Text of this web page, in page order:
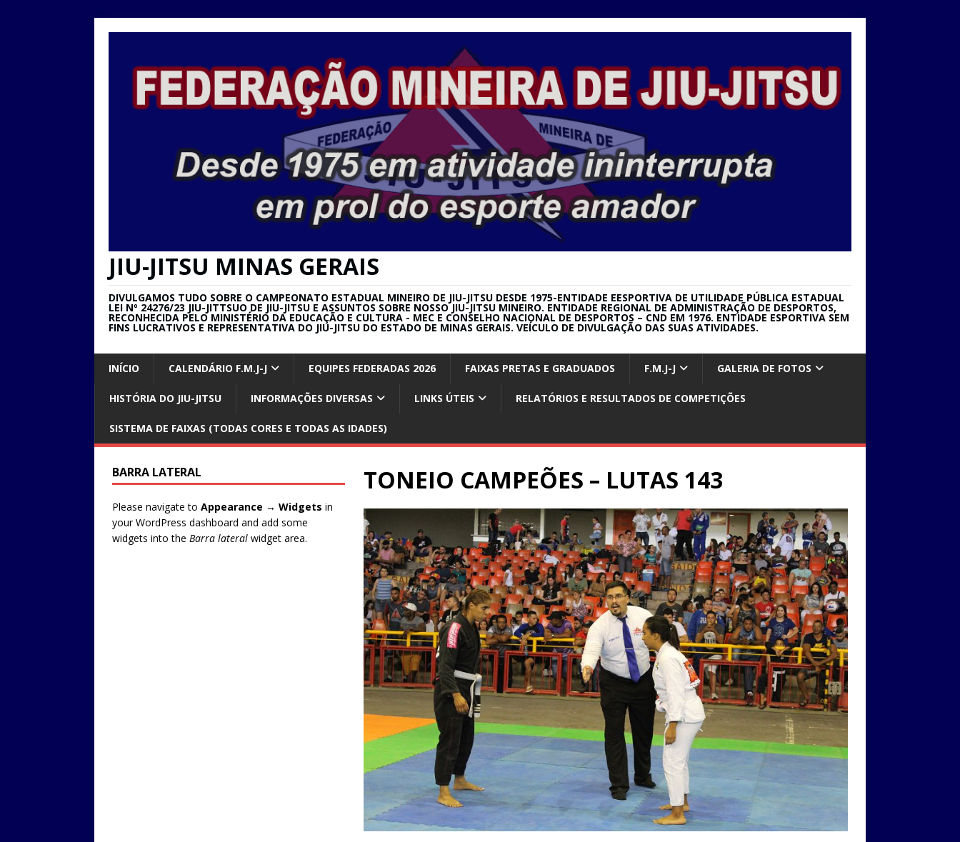
JIU-JITSU MINAS GERAIS
DIVULGAMOS TUDO SOBRE O CAMPEONATO ESTADUAL MINEIRO DE JIU-JITSU DESDE 1975-ENTIDADE EESPORTIVA DE UTILIDADE PÚBLICA ESTADUAL
LEI Nº 24276/23 JIU-JITTSUO DE JIU-JITSU E ASSUNTOS SOBRE NOSSO JIU-JITSU MINEIRO. ENTIDADE REGIONAL DE ADMINISTRAÇÃO DE DESPORTOS,
RECONHECIDA PELO MINISTÉRIO DA EDUCAÇÃO E CULTURA - MEC E CONSELHO NACIONAL DE DESPORTOS – CND EM 1976. ENTIDADE ESPORTIVA SEM
FINS LUCRATIVOS E REPRESENTATIVA DO JIU-JITSU DO ESTADO DE MINAS GERAIS. VEÍCULO DE DIVULGAÇÃO DAS SUAS ATIVIDADES.
INÍCIO CALENDÁRIO F.M.J-J EQUIPES FEDERADAS 2026 FAIXAS PRETAS E GRADUADOS F.M.J-J GALERIA DE FOTOS
HISTÓRIA DO JIU-JITSU INFORMAÇÕES DIVERSAS LINKS ÚTEIS RELATÓRIOS E RESULTADOS DE COMPETIÇÕES
SISTEMA DE FAIXAS (TODAS CORES E TODAS AS IDADES)
TONEIO CAMPEÕES – LUTAS 143
BARRA LATERAL
Please navigate to Appearance → Widgets in
your WordPress dashboard and add some
widgets into the Barra lateral widget area.